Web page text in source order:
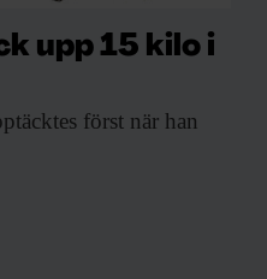
upp 15 kilo i
först när han